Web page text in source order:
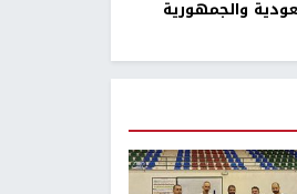
والجمهورية